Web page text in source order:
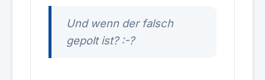
Und wenn der falsch
gepolt ist? :-?